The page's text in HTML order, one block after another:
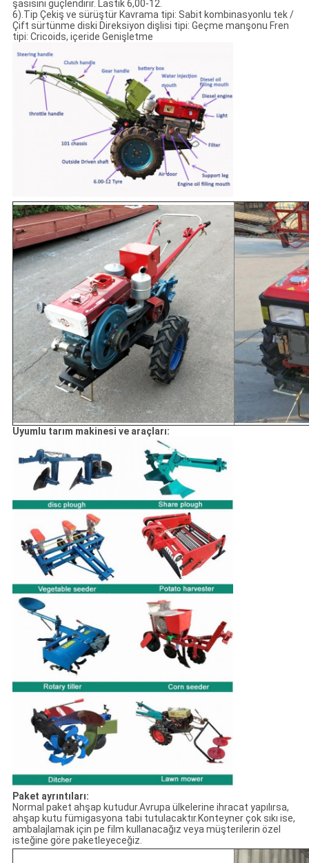
şasisini güçlendirir. Lastik 6,00-12.
6).Tip Çekiş ve sürüştür Kavrama tipi: Sabit kombinasyonlu tek /
Çift sürtünme diski Direksiyon dişlisi tipi: Geçme manşonu Fren
tipi: Cricoids, içeride Genişletme
Uyumlu tarım makinesi ve araçları:
Paket ayrıntıları:
Normal paket ahşap kutudur.Avrupa ülkelerine ihracat yapılırsa,
ahşap kutu fümigasyona tabi tutulacaktır.Konteyner çok sıkı ise,
ambalajlamak için pe film kullanacağız veya müşterilerin özel
isteğine göre paketleyeceğiz.